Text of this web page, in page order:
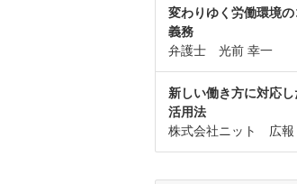
変わりゆく労働環境
義務
弁護士 光前 幸一
新しい働き方に対応
活用法
株式会社ニット 広